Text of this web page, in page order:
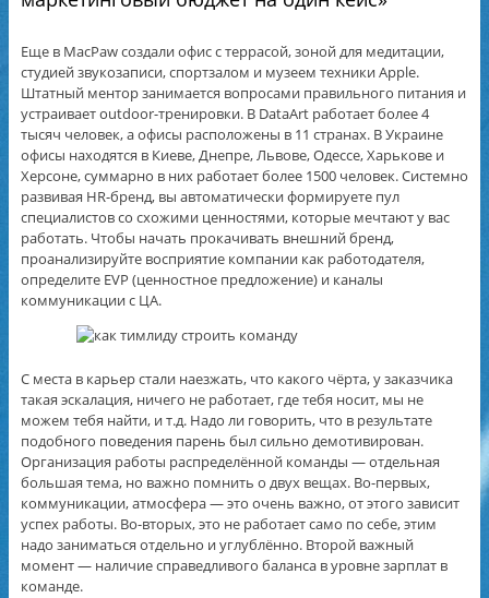
Еще в MacPaw создали офис с террасой, зоной для медитации,
студией звукозаписи, спортзалом и музеем техники Apple.
Штатный ментор занимается вопросами правильного питания и
устраивает outdoor-тренировки. В DataArt работает более 4
тысяч человек, а офисы расположены в 11 странах. В Украине
офисы находятся в Киеве, Днепре, Львове, Одессе, Харькове и
Херсоне, суммарно в них работает более 1500 человек. Системно
развивая HR-бренд, вы автоматически формируете пул
специалистов со схожими ценностями, которые мечтают у вас
работать. Чтобы начать прокачивать внешний бренд,
проанализируйте восприятие компании как работодателя,
определите EVP (ценностное предложение) и каналы
коммуникации с ЦА.
С места в карьер стали наезжать, что какого чёрта, у заказчика
такая эскалация, ничего не работает, где тебя носит, мы не
можем тебя найти, и т.д. Надо ли говорить, что в результате
подобного поведения парень был сильно демотивирован.
Организация работы распределённой команды — отдельная
большая тема, но важно помнить о двух вещах. Во-первых,
коммуникации, атмосфера — это очень важно, от этого зависит
успех работы. Во-вторых, это не работает само по себе, этим
надо заниматься отдельно и углублённо. Второй важный
момент — наличие справедливого баланса в уровне зарплат в
команде.